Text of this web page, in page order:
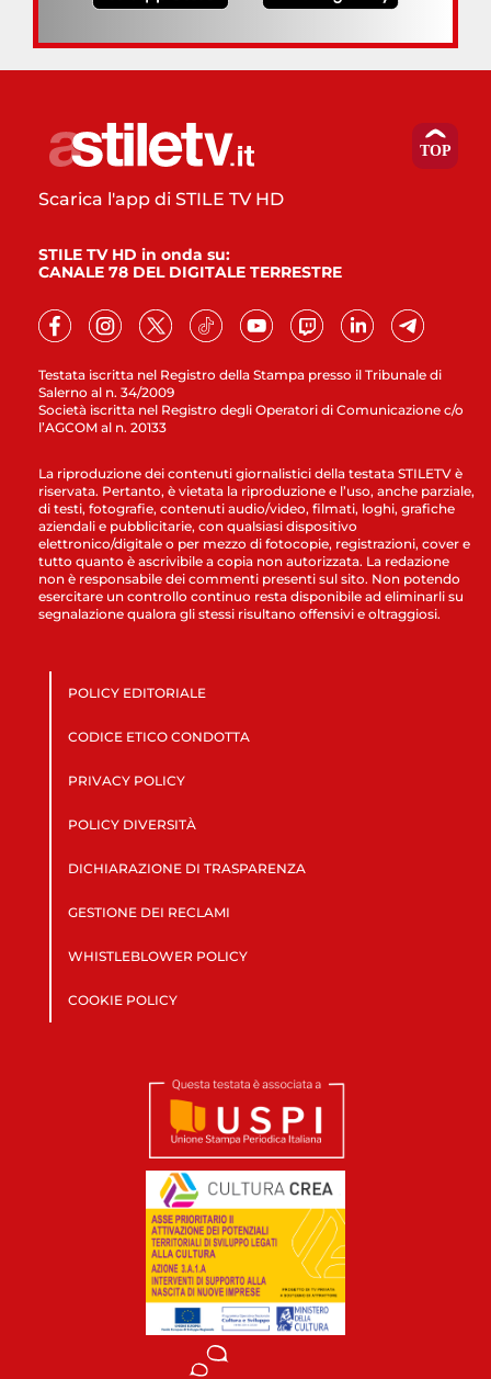
Testata iscritta nel Registro della Stampa presso il Tribunale di
Salerno al n. 34/2009
Società iscritta nel Registro degli Operatori di Comunicazione c/o
l’AGCOM al n. 20133
Scarica l'app di STILE TV HD
STILE TV HD in onda su:
CANALE 78 DEL DIGITALE TERRESTRE
La riproduzione dei contenuti giornalistici della testata STILETV è
riservata. Pertanto, è vietata la riproduzione e l’uso, anche parziale,
di testi, fotografie, contenuti audio/video, filmati, loghi, grafiche
aziendali e pubblicitarie, con qualsiasi dispositivo
elettronico/digitale o per mezzo di fotocopie, registrazioni, cover e
tutto quanto è ascrivibile a copia non autorizzata. La redazione
non è responsabile dei commenti presenti sul sito. Non potendo
esercitare un controllo continuo resta disponibile ad eliminarli su
segnalazione qualora gli stessi risultano offensivi e oltraggiosi.
POLICY EDITORIALE
CODICE ETICO CONDOTTA
PRIVACY POLICY
POLICY DIVERSITÀ
DICHIARAZIONE DI TRASPARENZA
GESTIONE DEI RECLAMI
WHISTLEBLOWER POLICY
COOKIE POLICY